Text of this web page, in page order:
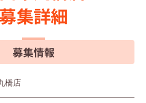
募集詳細
募集情報
橋店